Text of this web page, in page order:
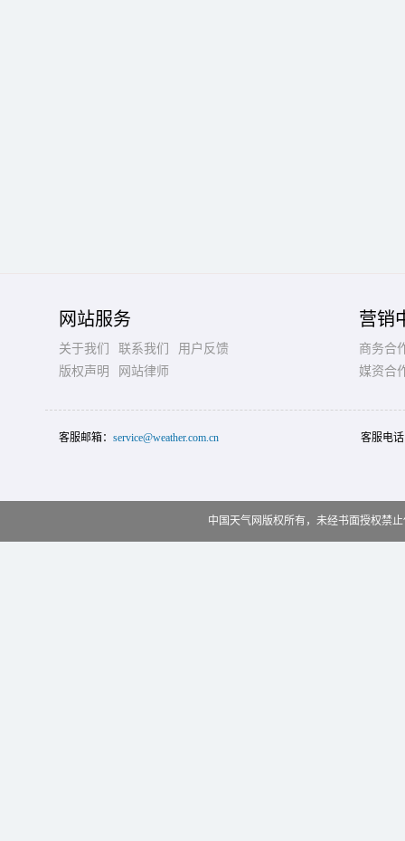
网站服务
关于我们 联系我们
用户反馈
版权声明
网站律师
营销
商务合
媒资合
客服邮箱： service@weather.com.cn 客服电
中国天气网版权所有，未经书面授权